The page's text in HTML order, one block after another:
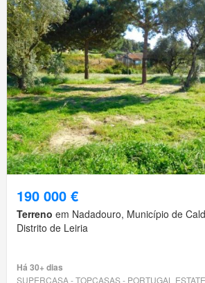
190 000 €
Terreno em Nadadouro, Município de
Distrito de Leiria
Há 30+ dias
SUPERCASA - TOPCASAS - PORTUGAL